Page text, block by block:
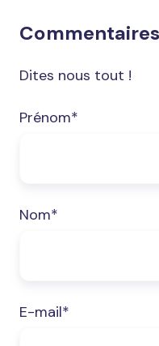
Commentaires
Dites nous tout !
Prénom*
Nom*
E-mail*